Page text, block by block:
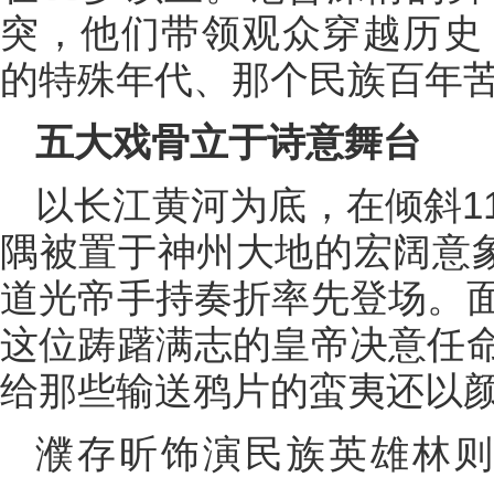
突，他们带领观众穿越历
的特殊年代、那个民族百年
五大戏骨立于诗意舞台
以长江黄河为底，在倾斜
隅被置于神州大地的宏阔意
道光帝手持奏折率先登场。
这位踌躇满志的皇帝决意任
给那些输送鸦片的蛮夷还以
濮存昕饰演民族英雄林